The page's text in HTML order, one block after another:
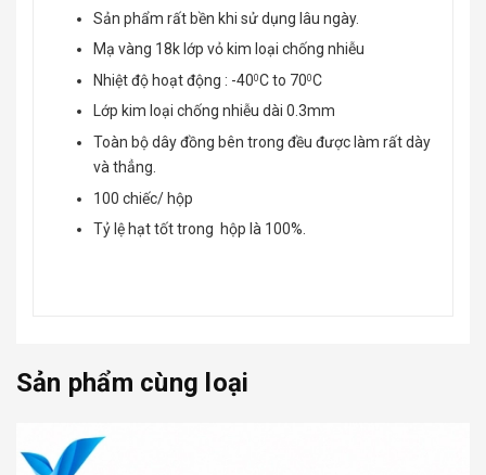
Sản phẩm rất bền khi sử dụng lâu ngày.
Mạ vàng 18k lớp vỏ kim loại chống nhiễu
Nhiệt độ hoạt động : -400C to 700C
Lớp kim loại chống nhiễu dài 0.3mm
Toàn bộ dây đồng bên trong đều được làm rất dày
và thẳng.
100 chiếc/ hộp
Tỷ lệ hạt tốt trong hộp là 100%.
Sản phẩm cùng loại